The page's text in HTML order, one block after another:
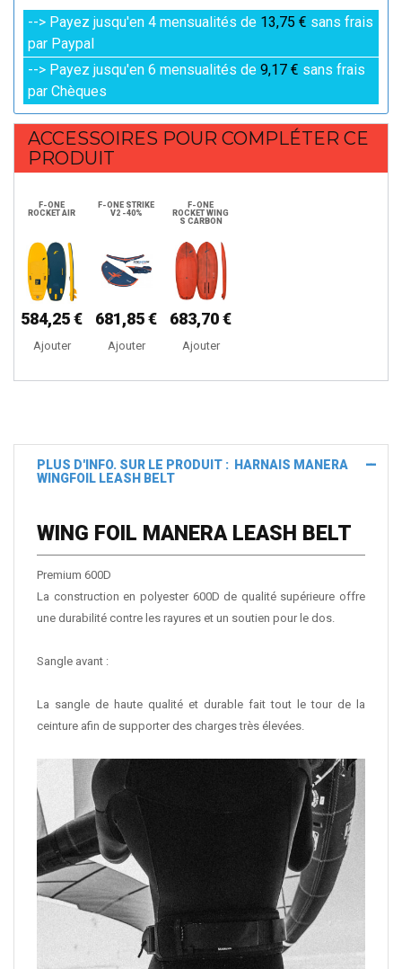
--> Payez jusqu'en 4 mensualités de 13,75 € sans frais
par Paypal
--> Payez jusqu'en 6 mensualités de 9,17 € sans frais
par Chèques
ACCESSOIRES POUR COMPLÉTER CE
PRODUIT
F-ONE
ROCKET AIR
584,25 €
Ajouter
F-ONE STRIKE
V2 -40%
681,85 €
Ajouter
F-ONE
ROCKET WING
S CARBON
683,70 €
Ajouter
PLUS D'INFO. SUR LE PRODUIT : HARNAIS MANERA
WINGFOIL LEASH BELT
WING FOIL MANERA LEASH BELT
Premium 600D
La construction en polyester 600D de qualité supérieure offre
une durabilité contre les rayures et un soutien pour le dos.
Sangle avant :
La sangle de haute qualité et durable fait tout le tour de la
ceinture afin de supporter des charges très élevées.